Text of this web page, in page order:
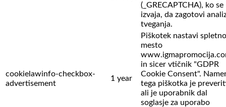
(_GRECAPTCHA), ko se
izvaja, da zagotovi
tveganja.
cookielawinfo-checkbox-
advertisement
1 year
Piškotek nastavi spletno
mesto
in sicer vtičnik "GDPR
Cookie Consent".
tega piškotka je
ali je uporabnik dal
soglasje za uporabo